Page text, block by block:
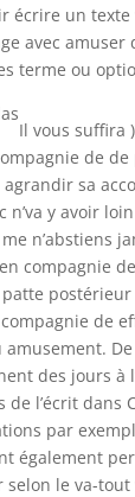
écrire un texte
avec amuser
terme ou
Il vous suffira
de de
sa
n’va y avoir
n’abstiens
compagnie
patte
de
des jours à
l’écrit dans
par
également
selon le va-